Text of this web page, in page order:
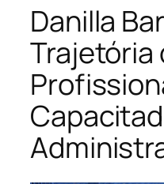
Danilla
Trajetória